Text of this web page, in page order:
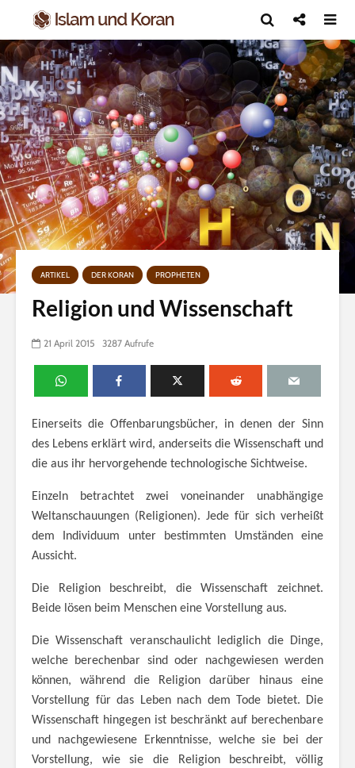
ARTIKEL DER KORAN PROPHETEN
Religion und Wissenschaft
21 April 2015 3287 Aufrufe
Einerseits die Offenbarungsbücher, in denen der Sinn
des Lebens erklärt wird, anderseits die Wissenschaft und
die aus ihr hervorgehende technologische Sichtweise.
Einzeln betrachtet zwei voneinander unabhängige
Weltanschauungen (Religionen). Jede für sich verheißt
dem Individuum unter bestimmten Umständen eine
Aussicht.
Die Religion beschreibt, die Wissenschaft zeichnet.
Beide lösen beim Menschen eine Vorstellung aus.
Die Wissenschaft veranschaulicht lediglich die Dinge,
welche berechenbar sind oder nachgewiesen werden
können, während die Religion darüber hinaus eine
Vorstellung für das Leben nach dem Tode bietet. Die
Wissenschaft hingegen ist beschränkt auf berechenbare
und nachgewiesene Erkenntnisse, welche sie bei der
Vorstellung, wie sie die Religion beschreibt, völlig